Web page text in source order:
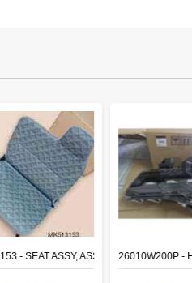
- SEAT ASSY, ASSISTANT26010W200P -